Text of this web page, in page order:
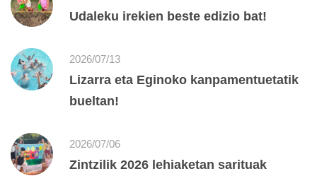
Udaleku irekien beste edizio bat!
2026/07/13
Lizarra eta Eginoko kanpamentuetatik
bueltan!
2026/07/06
Zintzilik 2026 lehiaketan sarituak